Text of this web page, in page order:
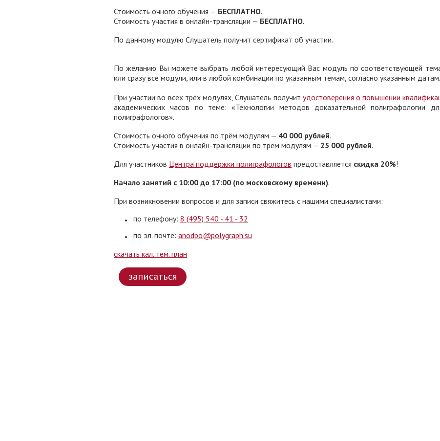
Стоимость очного обучения — БЕСПЛАТНО.
Стоимость участия в онлайн-трансляции — БЕСПЛАТНО.
По данному модулю Слушатель получит сертификат об участии.
По желанию Вы можете выбрать любой интересующий Вас модуль по соответствующей
или сразу все модули, или в любой комбинации по указанным темам, согласно указанным датам.
При участии во всех трёх модулях, Слушатель получит удостоверения о повышении
академических часов по теме: «Технологии методов доказательной полиграфологии
полиграфологов».
Стоимость очного обучения по трём модулям — 40 000 рублей.
Стоимость участия в онлайн-трансляции по трём модулям — 25 000 рублей.
Для участников Центра поддержки полиграфологов предоставляется скидка 20%!
Начало занятий с 10:00 до 17:00 (по московскому времени).
При возникновении вопросов и для записи свяжитесь с нашими специалистами:
по телефону: 8 (495) 540 - 41 - 32
по эл. почте: anodpo@polygraph.su
скачать кал. тем. план
записаться